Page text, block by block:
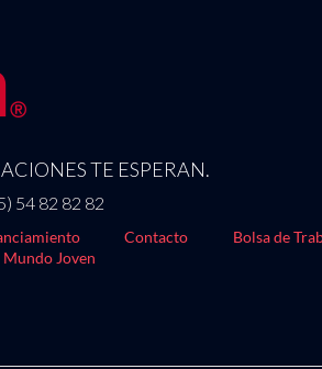
TE ESPERAN.
54 82 82 82
Contacto
Bolsa de
Joven